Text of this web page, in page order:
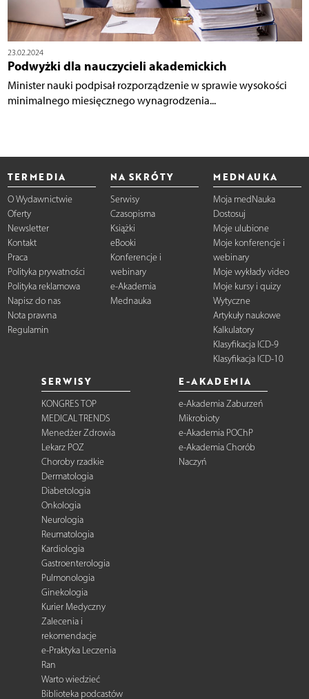
23.02.2024
Podwyżki dla nauczycieli akademickich
Minister nauki podpisał rozporządzenie w sprawie wysokości
minimalnego miesięcznego wynagrodzenia...
TERMEDIA
O Wydawnictwie
Oferty
Newsletter
Kontakt
Praca
Polityka prywatności
Polityka reklamowa
Napisz do nas
Nota prawna
Regulamin
NA SKRÓTY
Serwisy
Czasopisma
Książki
eBooki
Konferencje i
webinary
e-Akademia
Mednauka
MEDNAUKA
Moja medNauka
Dostosuj
Moje ulubione
Moje konferencje i
webinary
Moje wykłady video
Moje kursy i quizy
Wytyczne
Artykuły naukowe
Kalkulatory
Klasyfikacja ICD-9
Klasyfikacja ICD-10
SERWISY
KONGRES TOP
MEDICAL TRENDS
Menedżer Zdrowia
Lekarz POZ
Choroby rzadkie
Dermatologia
Diabetologia
Onkologia
Neurologia
Reumatologia
Kardiologia
Gastroenterologia
Pulmonologia
Ginekologia
Kurier Medyczny
Zalecenia i
rekomendacje
e-Praktyka Leczenia
Ran
Warto wiedzieć
Biblioteka podcastów
E-AKADEMIA
e-Akademia Zaburzeń
Mikrobioty
e-Akademia POChP
e-Akademia Chorób
Naczyń